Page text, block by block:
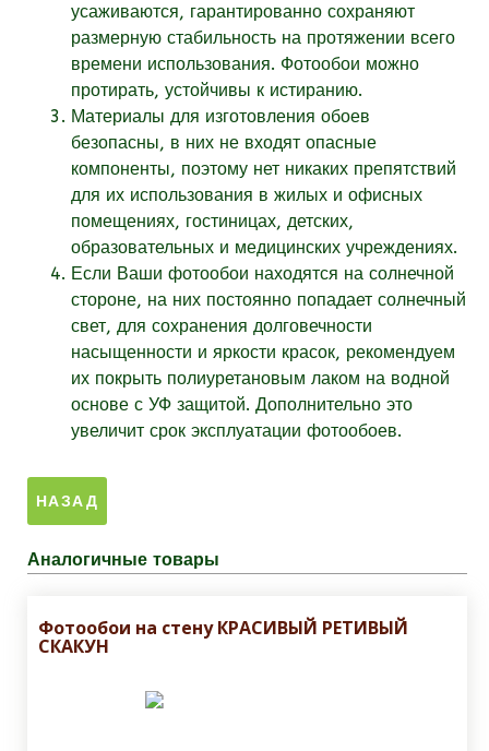
усаживаются, гарантированно сохраняют
размерную стабильность на протяжении всего
времени использования. Фотообои можно
протирать, устойчивы к истиранию.
Материалы для изготовления обоев
безопасны, в них не входят опасные
компоненты, поэтому нет никаких препятствий
для их использования в жилых и офисных
помещениях, гостиницах, детских,
образовательных и медицинских учреждениях.
Если Ваши фотообои находятся на солнечной
стороне, на них постоянно попадает солнечный
свет, для сохранения долговечности
насыщенности и яркости красок, рекомендуем
их покрыть полиуретановым лаком на водной
основе с УФ защитой. Дополнительно это
увеличит срок эксплуатации фотообоев.
Аналогичные товары
Фотообои на стену КРАСИВЫЙ РЕТИВЫЙ
СКАКУН